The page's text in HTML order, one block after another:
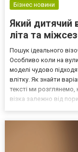
Бізнес новини
Який дитячий
літа та
Пошук ідеального
Особливо коли на
моделі чудово
влітку. Як знайти
тексті ми розглянемо,
візка залежно від